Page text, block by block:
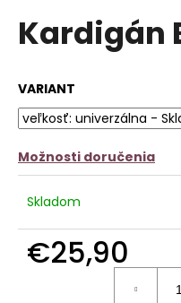
produktu
je
5
hviezdičiek.
Kardigán
VARIANT
Možnosti doručenia
Skladom
€25,90
O
p
o
r
ú
č
m
e
KOŠEĽOVÉ